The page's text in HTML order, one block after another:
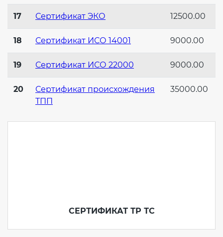
17 Сертификат ЭКО 12500.00
18 Сертификат ИСО 14001 9000.00
19 Сертификат ИСО 22000 9000.00
20
Сертификат происхождения
ТПП
35000.00
СЕРТИФИКАТ ТР ТС
Сертификация спортивных
товаров
Сертификация электротехники
Сертификация ресурсов
Декларация ТР ТС
Декларирование косметики (ТР
ТС 009)
Декларирование оборудования
электромагнитной